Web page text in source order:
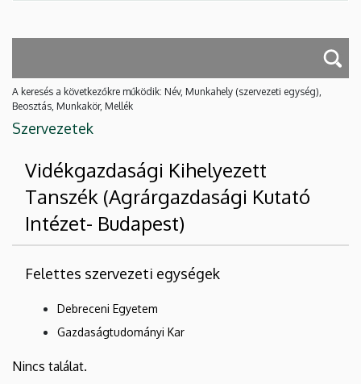
A keresés a következőkre működik: Név, Munkahely (szervezeti egység),
Beosztás, Munkakör, Mellék
Szervezetek
Vidékgazdasági Kihelyezett
Tanszék (Agrárgazdasági Kutató
Intézet- Budapest)
Felettes szervezeti egységek
Debreceni Egyetem
Gazdaságtudományi Kar
Nincs találat.